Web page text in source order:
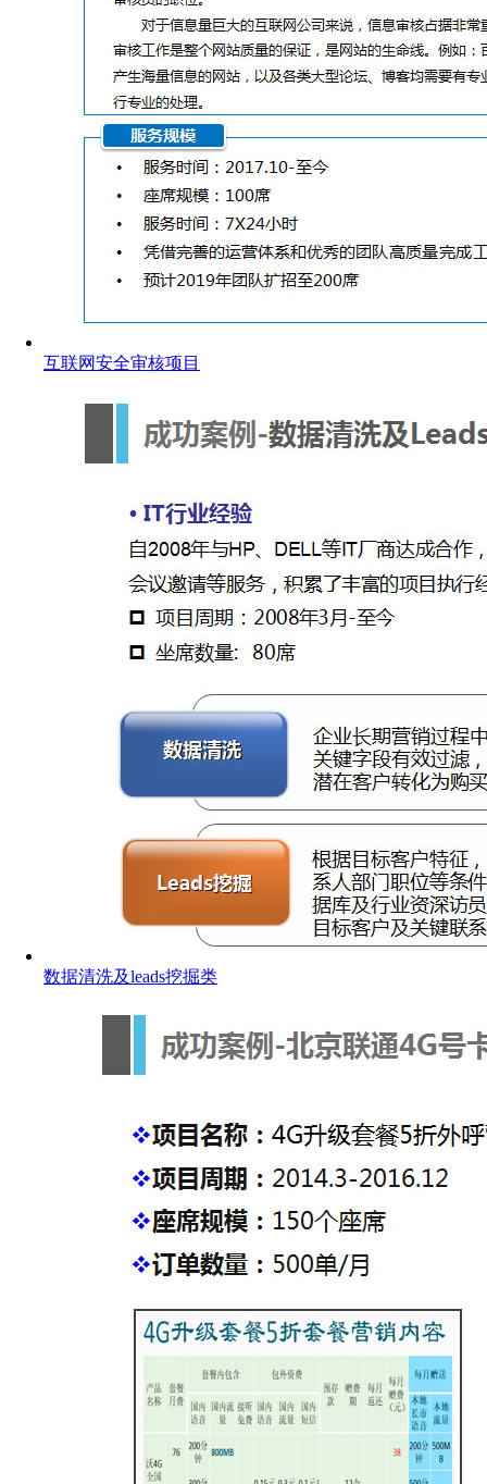
互联网安全审核项目
数据清洗及leads挖掘类